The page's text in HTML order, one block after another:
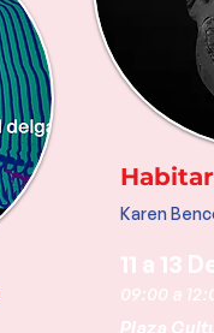
Karen
11 a 13
09:00 a
Plaza